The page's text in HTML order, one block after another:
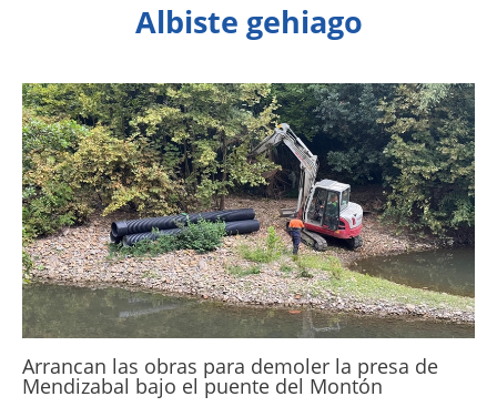
Albiste gehiago
Arrancan las obras para demoler la presa de
Mendizabal bajo el puente del Montón